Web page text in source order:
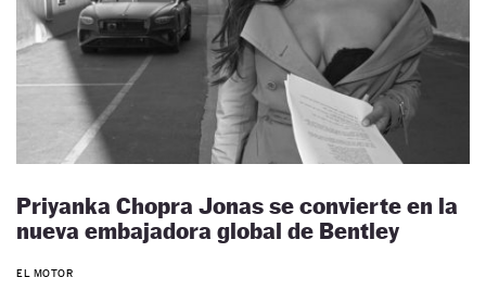
Priyanka Chopra Jonas se convierte en la
nueva embajadora global de Bentley
EL MOTOR